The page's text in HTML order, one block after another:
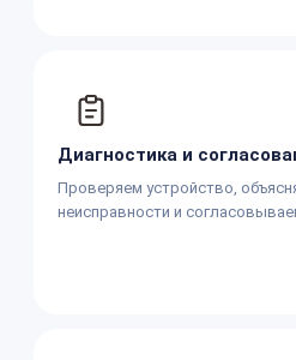
Диагностика и
Проверяем устройство,
неисправности и